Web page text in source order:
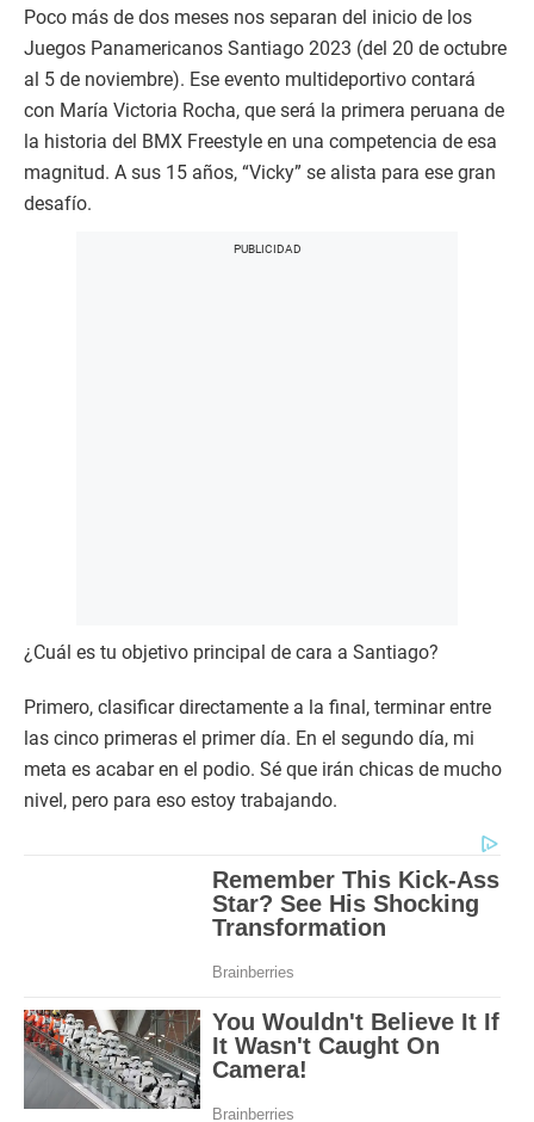
Poco más de dos meses nos separan del inicio de los
Juegos Panamericanos Santiago 2023 (del 20 de octubre
al 5 de noviembre). Ese evento multideportivo contará
con María Victoria Rocha, que será la primera peruana de
la historia del BMX Freestyle en una competencia de esa
magnitud. A sus 15 años, “Vicky” se alista para ese gran
desafío.
¿Cuál es tu objetivo principal de cara a Santiago?
Primero, clasificar directamente a la final, terminar entre
las cinco primeras el primer día. En el segundo día, mi
meta es acabar en el podio. Sé que irán chicas de mucho
nivel, pero para eso estoy trabajando.